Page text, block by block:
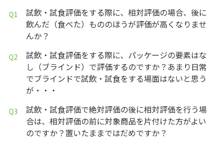
試飲・試食評価をする際に、相対評価の場合、後に
飲んだ（食べた）もののほうが評価が高くなりませ
んか？
試飲・試食評価をする際に、パッケージの要素はな
し（ブラインド）で評価するのですか？あまり日常
でブラインドで試飲・試食をする場面はないと思う
が・・・
試飲・試食評価で絶対評価の後に相対評価を行う場
合は、相対評価の前に対象商品を片付けた方がよい
のですか？置いたままではだめですか？